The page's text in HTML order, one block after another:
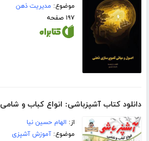
موضوع: مدیریت ذهن
۱۹۷ صفحه
دانلود کتاب آشپزباشی: انواع کباب و شامى
از: الهام حسین نیا
موضوع:آموزش آشپزی